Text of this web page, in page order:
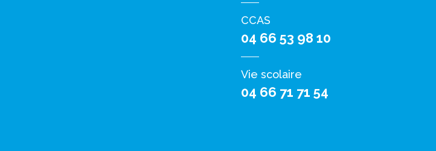
CCAS
04 66 53 98 10
Vie scolaire
04 66 71 71 54